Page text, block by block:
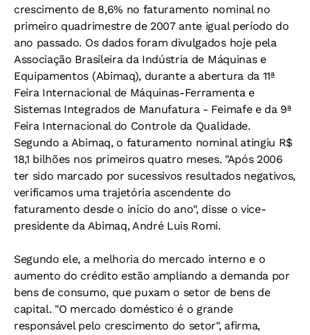
crescimento de 8,6% no faturamento nominal no
primeiro quadrimestre de 2007 ante igual período do
ano passado. Os dados foram divulgados hoje pela
Associação Brasileira da Indústria de Máquinas e
Equipamentos (Abimaq), durante a abertura da 11ª
Feira Internacional de Máquinas-Ferramenta e
Sistemas Integrados de Manufatura - Feimafe e da 9ª
Feira Internacional do Controle da Qualidade.
Segundo a Abimaq, o faturamento nominal atingiu R$
18,1 bilhões nos primeiros quatro meses. "Após 2006
ter sido marcado por sucessivos resultados negativos,
verificamos uma trajetória ascendente do
faturamento desde o início do ano", disse o vice-
presidente da Abimaq, André Luis Romi.
Segundo ele, a melhoria do mercado interno e o
aumento do crédito estão ampliando a demanda por
bens de consumo, que puxam o setor de bens de
capital. "O mercado doméstico é o grande
responsável pelo crescimento do setor", afirma,